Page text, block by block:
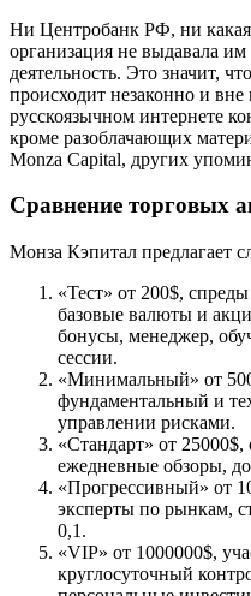
Ни Центробанк РФ, ни
организация не выдавала
деятельность. Это значит,
происходит незаконно и
русскоязычном интернете
кроме разоблачающих
Monza Capital, других
Сравнение торговых
Монза Кэпитал предлагает
«Тест» от 200$,
базовые валюты и
бонусы, менеджер,
сессии.
«Минимальный» от
фундаментальный и
управлении рисками.
«Стандарт» от
ежедневные обзоры,
«Прогрессивный» от
эксперты по рынкам,
0,1.
«VIP» от 1000000$,
круглосуточный